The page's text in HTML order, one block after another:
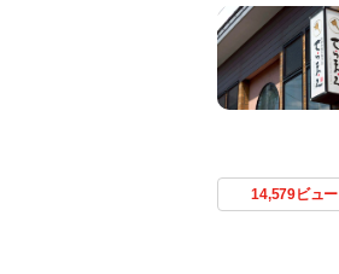
14,579ビュー